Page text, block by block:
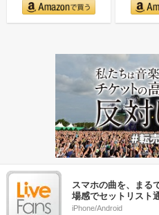
スマホの曲を、まる
場感でセットリスト
iPhone/Android